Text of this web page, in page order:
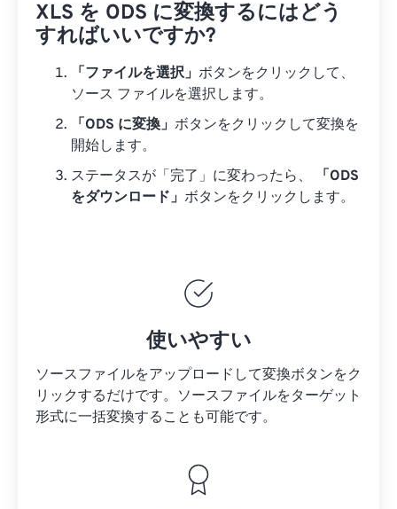
XLS を ODS に変換するにはどう
すればいいですか?
「ファイルを選択」 ボタンをクリックして、
ソース ファイルを選択します。
「ODS に変換」 ボタンをクリックして変換を
開始します。
ステータスが「完了」に変わったら、
「ODS
をダウンロード」 ボタンをクリックします。
使いやすい
ソースファイルをアップロードして変換ボタンをク
リックするだけです。 ソースファイルをターゲット
形式に一括変換することも可能です。